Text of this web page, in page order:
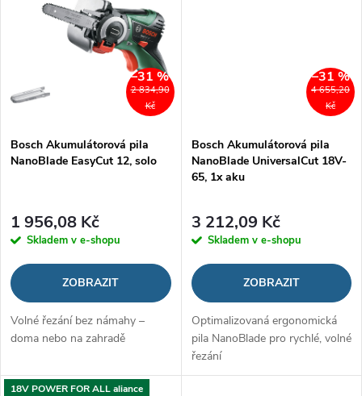
2 834,90
Kč
–31 %
Bosch Akumulátorová pila
NanoBlade EasyCut 12, solo
1 956,08 Kč
Skladem v e-shopu
ZOBRAZIT
Volné řezání bez námahy –
doma nebo na zahradě
4 655,20
Kč
–31 %
Bosch Akumulátorová pila
NanoBlade UniversalCut 18V-
65, 1x aku
3 212,09 Kč
Skladem v e-shopu
ZOBRAZIT
Optimalizovaná ergonomická
pila NanoBlade pro rychlé, volné
řezání
18V POWER FOR ALL aliance